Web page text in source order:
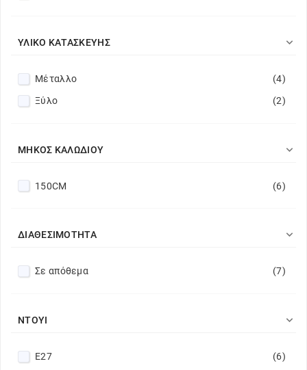
ΥΛΙΚΌ ΚΑΤΑΣΚΕΥΉΣ 
Μέταλλο
(4)
Ξύλο
(2)
ΜΉΚΟΣ ΚΑΛΩΔΊΟΥ 
150CM (6)
ΔΙΑΘΕΣΙΜΌΤΗΤΑ 
Σε απόθεμα (7)
ΝΤΟΥΊ 
Ε27 (6)